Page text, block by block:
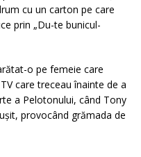
cu un carton pe care
prin „Du-te bunicul-
o pe femeie care
care treceau înainte de a
a Pelotonului, când Tony
provocând grămada de